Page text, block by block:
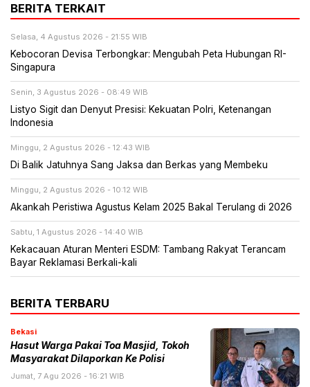
BERITA TERKAIT
Selasa, 4 Agustus 2026 - 21:55 WIB
Kebocoran Devisa Terbongkar: Mengubah Peta Hubungan RI-
Singapura
Senin, 3 Agustus 2026 - 08:49 WIB
Listyo Sigit dan Denyut Presisi: Kekuatan Polri, Ketenangan
Indonesia
Minggu, 2 Agustus 2026 - 12:43 WIB
Di Balik Jatuhnya Sang Jaksa dan Berkas yang Membeku
Minggu, 2 Agustus 2026 - 10:12 WIB
Akankah Peristiwa Agustus Kelam 2025 Bakal Terulang di 2026
Sabtu, 1 Agustus 2026 - 14:40 WIB
Kekacauan Aturan Menteri ESDM: Tambang Rakyat Terancam
Bayar Reklamasi Berkali-kali
BERITA TERBARU
Bekasi
Hasut Warga Pakai Toa Masjid, Tokoh
Masyarakat Dilaporkan Ke Polisi
Jumat, 7 Agu 2026 - 16:21 WIB